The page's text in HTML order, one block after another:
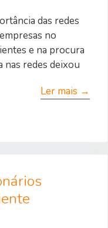
das redes
no
e na procura
nas redes deixou
Ler mais →